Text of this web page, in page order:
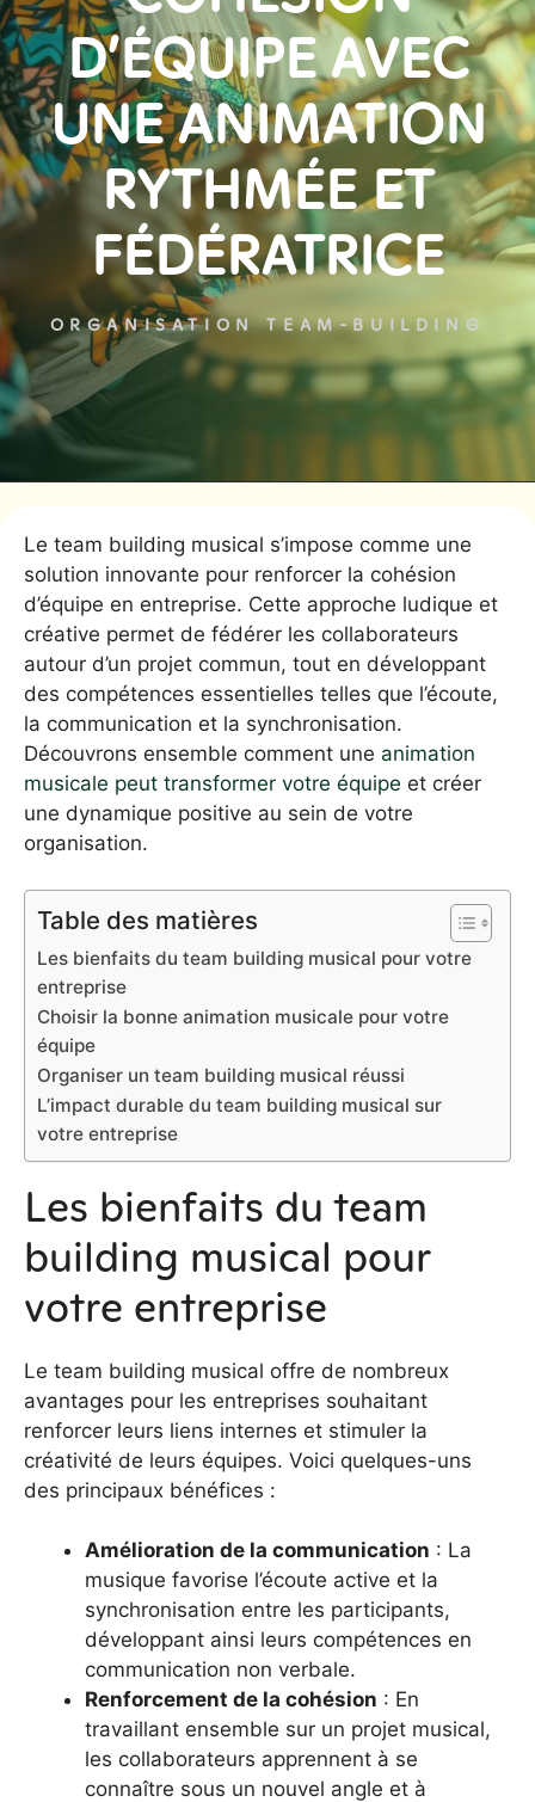
D’ÉQUIPE AVEC
UNE ANIMATION
RYTHMÉE ET
FÉDÉRATRICE
ORGANISATION TEAM-BUILDING
Le team building musical s’impose comme une
solution innovante pour renforcer la cohésion
d’équipe en entreprise. Cette approche ludique et
créative permet de fédérer les collaborateurs
autour d’un projet commun, tout en développant
des compétences essentielles telles que l’écoute,
la communication et la synchronisation.
Découvrons ensemble comment une animation
musicale peut transformer votre équipe et créer
une dynamique positive au sein de votre
organisation.
Table des matières
Les bienfaits du team building musical pour votre
entreprise
Choisir la bonne animation musicale pour votre
équipe
Organiser un team building musical réussi
L’impact durable du team building musical sur
votre entreprise
Les bienfaits du team
building musical pour
votre entreprise
Le team building musical offre de nombreux
avantages pour les entreprises souhaitant
renforcer leurs liens internes et stimuler la
créativité de leurs équipes. Voici quelques-uns
des principaux bénéfices :
Amélioration de la communication : La
musique favorise l’écoute active et la
synchronisation entre les participants,
développant ainsi leurs compétences en
communication non verbale.
Renforcement de la cohésion : En
travaillant ensemble sur un projet musical,
les collaborateurs apprennent à se
connaître sous un nouvel angle et à